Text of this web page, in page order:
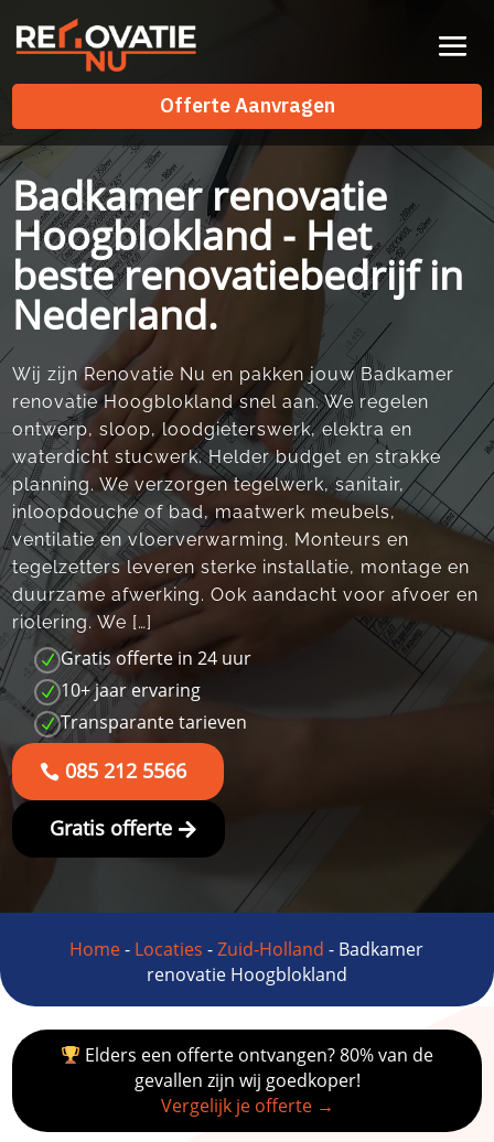
Offerte Aanvragen
Offerte Aanvragen
Badkamer renovatie
Hoogblokland - Het
beste renovatiebedrijf in
Nederland.
Wij zijn Renovatie Nu en pakken jouw Badkamer
renovatie Hoogblokland snel aan.​ We regelen
ontwerp, sloop, loodgieterswerk, elektra en
waterdicht stucwerk.​ Helder budget en strakke
planning.​ We verzorgen tegelwerk, sanitair,
inloopdouche of bad, maatwerk meubels,
ventilatie en vloerverwarming.​ Monteurs en
tegelzetters leveren sterke installatie, montage en
duurzame afwerking.​ Ook aandacht voor afvoer en
riolering.​ We […]
N Gratis offerte in 24 uur
N 10+ jaar ervaring
N Transparante tarieven
085 212 5566
Gratis offerte
Home- Locaties -Zuid-Holland - Badkamer
renovatie Hoogblokland
Elders een offerte ontvangen? 80% van de
gevallen zijn wij goedkoper!
Vergelijk je offerte →